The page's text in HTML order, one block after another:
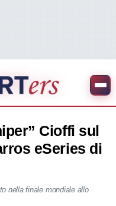
Cioffi sul
eSeries di
nella finale mondiale allo